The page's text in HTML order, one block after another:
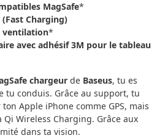
MagSafe*
Charging)
ventilation*
avec adhésif 3M pour le tableau
chargeur de Baseus, tu es
tu conduis. Grâce au support, tu
Apple iPhone comme GPS, mais
Wireless Charging. Grâce aux
dans ta vision.